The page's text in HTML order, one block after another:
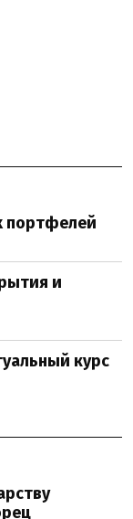
портфелей
и
курс